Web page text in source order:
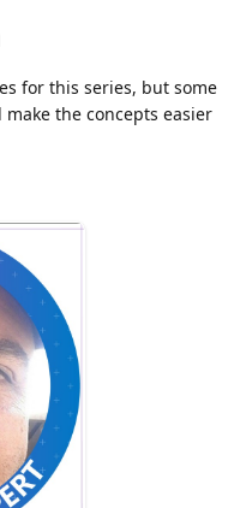
for this series, but some
the concepts easier